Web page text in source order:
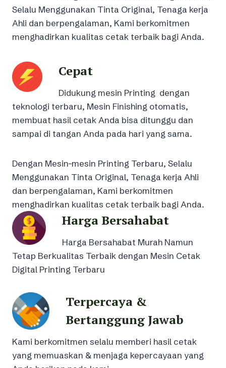
Selalu Menggunakan Tinta Original, Tenaga kerja
Ahli dan berpengalaman, Kami berkomitmen
menghadirkan kualitas cetak terbaik bagi Anda.
Cepat
Didukung mesin Printing dengan
teknologi terbaru, Mesin Finishing otomatis,
membuat hasil cetak Anda bisa ditunggu dan
sampai di tangan Anda pada hari yang sama.
Dengan Mesin-mesin Printing Terbaru, Selalu
Menggunakan Tinta Original, Tenaga kerja Ahli
dan berpengalaman, Kami berkomitmen
menghadirkan kualitas cetak terbaik bagi Anda.
Harga Bersahabat
Harga Bersahabat Murah Namun
Tetap Berkualitas Terbaik dengan Mesin Cetak
Digital Printing Terbaru
Terpercaya &
Bertanggung Jawab
Kami berkomitmen selalu memberi hasil cetak
yang memuaskan & menjaga kepercayaan yang